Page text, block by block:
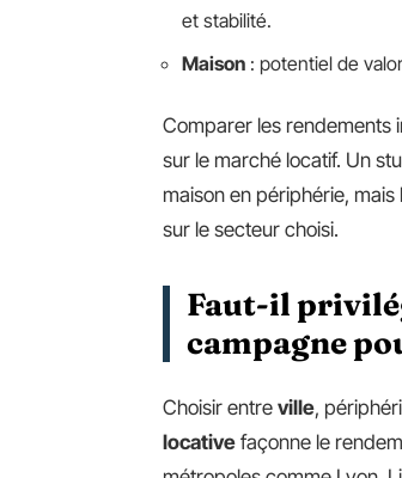
et stabilité.
Maison : potentiel de
Comparer les rendements
sur le marché locatif. Un
maison en périphérie,
sur le secteur choisi.
Faut-il
campagne
Choisir entre ville,
locative façonne le